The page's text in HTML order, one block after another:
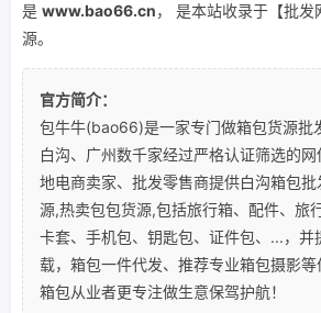
是 www.bao66.cn， 是本站收录于【批
源。
官方简介：
包牛牛(bao66)是一家专门做箱包货源批
白沟、广州数千家经过严格认证筛选的
地电商卖家、批发零售商提供白沟箱包
源,热卖包包货源,包括旅行箱、配件、旅
卡套、手机包、钥匙包、证件包、...，并
载，箱包一件代发、推荐专业箱包摄影
箱包从业者更专注做生意保驾护航！